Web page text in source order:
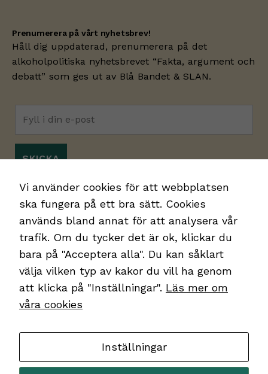
Prenumerera på vårt nyhetsbrev!
Håll dig uppdaterad, prenumerera på det
alkoholpolitiska nyhetsbrevet “Fakta, argument och
debatt” som ges ut av Blå Bandet & SLAN.
Jag godkänner integritetspolicyn.
Kontakt
Kakor
Integritetspolicy
Vi använder cookies för att webbplatsen
ska fungera på ett bra sätt. Cookies
används bland annat för att analysera vår
trafik. Om du tycker det är ok, klickar du
bara på "Acceptera alla". Du kan såklart
välja vilken typ av kakor du vill ha genom
att klicka på "Inställningar". Läs mer om
våra cookies
Inställningar
hemsidan
över huvud
taget ska
förbättringspotential.
Upplevelse
För att vår
webbplats
ska prestera
så bra som
du nekar de
här kakorna
kommer viss